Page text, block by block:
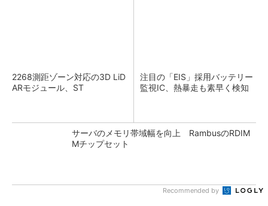
2268測距ゾーン対応の3D LiD
ARモジュール、ST
注目の「EIS」採用バッテリー
監視IC、熱暴走も素早く検知
サーバのメモリ帯域幅を向上 RambusのRDIM
Mチップセット
Recommended by